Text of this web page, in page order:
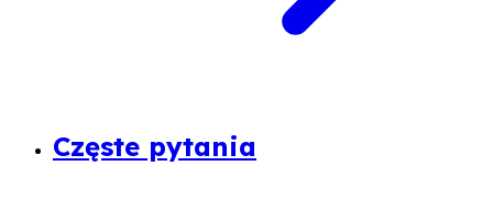
Częste pytania